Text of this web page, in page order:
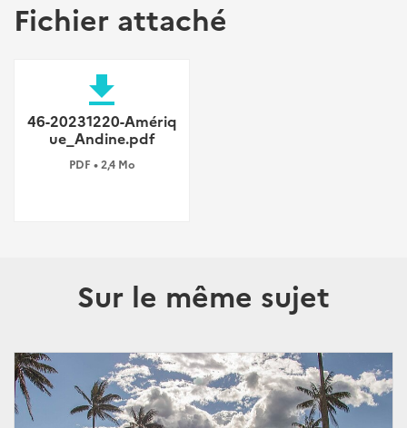
Fichier attaché
file_download
46-20231220-Amériq
ue_Andine.pdf
PDF • 2,4 Mo
Sur le même sujet